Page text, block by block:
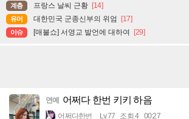
계층 프랑스 날씨 근황 [14]
유머 대한민국 군종신부의 위엄 [17]
이슈 [매불쇼] 서영교 발언에 대하여 [29]
연예 어쩌다 한번 키키 하음
어쩌다한번 Lv.77 조회 4 00:27